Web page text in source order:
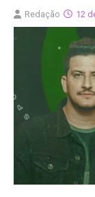
Redação 12